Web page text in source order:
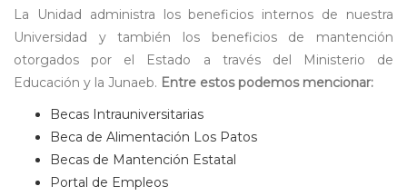
La Unidad administra los beneficios internos de nuestra
Universidad y también los beneficios de mantención
otorgados por el Estado a través del Ministerio de
Educación y la Junaeb. Entre estos podemos mencionar:
Becas Intrauniversitarias
Beca de Alimentación Los Patos
Becas de Mantención Estatal
Portal de Empleos